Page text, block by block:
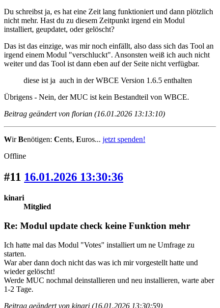
Du schreibst ja, es hat eine Zeit lang funktioniert und dann plötzlich
nicht mehr. Hast du zu diesem Zeitpunkt irgend ein Modul
installiert, geupdatet, oder gelöscht?
Das ist das einzige, was mir noch einfällt, also dass sich das Tool an
irgend einem Modul "verschluckt". Ansonsten weiß ich auch nicht
weiter und das Tool ist dann eben auf der Seite nicht verfügbar.
diese ist ja auch in der WBCE Version 1.6.5 enthalten
Übrigens - Nein, der MUC ist kein Bestandteil von WBCE.
Beitrag geändert von florian (16.01.2026 13:13:10)
WirBenötigen: Cents, Euros... jetzt spenden!
Offline
#11 16.01.2026 13:30:36
kinari
Mitglied
Re: Modul update check keine Funktion mehr
Ich hatte mal das Modul "Votes" installiert um ne Umfrage zu
starten.
War aber dann doch nicht das was ich mir vorgestellt hatte und
wieder gelöscht!
Werde MUC nochmal deinstallieren und neu installieren, warte aber
1-2 Tage.
Beitrag geändert von kinari (16.01.2026 13:30:59)